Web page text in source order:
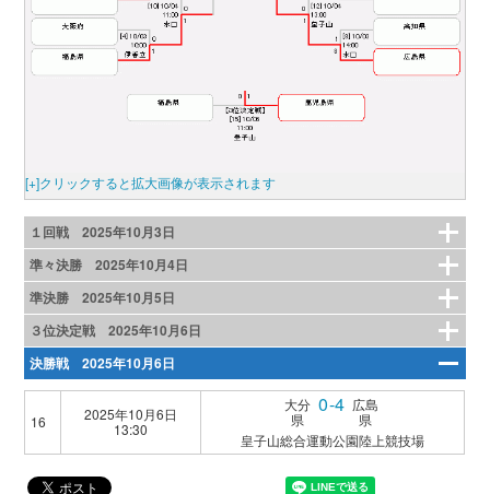
[+]クリックすると拡大画像が表示されます
１回戦 2025年10月3日
準々決勝 2025年10月4日
準決勝 2025年10月5日
３位決定戦 2025年10月6日
決勝戦 2025年10月6日
16
2025年10月6日
13:30
大分
県
0-4 広島
県
皇子山総合運動公園陸上競技場